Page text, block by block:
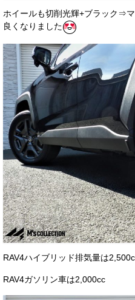
ホイールも切削光輝+ブラック⇒
良くなりました
RAV4ハイブリッド排気量は
RAV4ガソリン車は2,000cc